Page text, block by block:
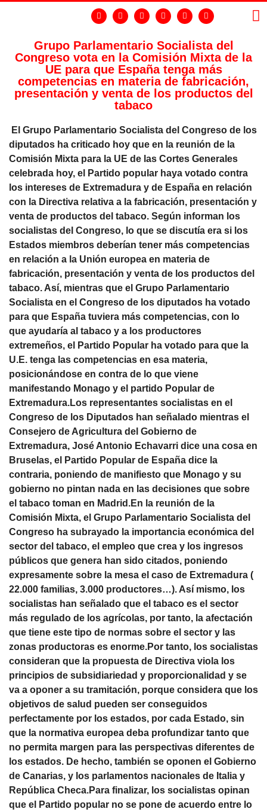
Grupo Parlamentario Socialista del
Congreso vota en la Comisión Mixta de la
UE para que España tenga más
competencias en materia de fabricación,
presentación y venta de los productos del
tabaco
El Grupo Parlamentario Socialista del Congreso de los
diputados ha criticado hoy que en la reunión de la
Comisión Mixta para la UE de las Cortes Generales
celebrada hoy, el Partido popular haya votado contra
los intereses de Extremadura y de España en relación
con la Directiva relativa a la fabricación, presentación y
venta de productos del tabaco. Según informan los
socialistas del Congreso, lo que se discutía era si los
Estados miembros deberían tener más competencias
en relación a la Unión europea en materia de
fabricación, presentación y venta de los productos del
tabaco. Así, mientras que el Grupo Parlamentario
Socialista en el Congreso de los diputados ha votado
para que España tuviera más competencias, con lo
que ayudaría al tabaco y a los productores
extremeños, el Partido Popular ha votado para que la
U.E. tenga las competencias en esa materia,
posicionándose en contra de lo que viene
manifestando Monago y el partido Popular de
Extremadura.Los representantes socialistas en el
Congreso de los Diputados han señalado mientras el
Consejero de Agricultura del Gobierno de
Extremadura, José Antonio Echavarri dice una cosa en
Bruselas, el Partido Popular de España dice la
contraria, poniendo de manifiesto que Monago y su
gobierno no pintan nada en las decisiones que sobre
el tabaco toman en Madrid.En la reunión de la
Comisión Mixta, el Grupo Parlamentario Socialista del
Congreso ha subrayado la importancia económica del
sector del tabaco, el empleo que crea y los ingresos
públicos que genera han sido citados, poniendo
expresamente sobre la mesa el caso de Extremadura (
22.000 familias, 3.000 productores…). Así mismo, los
socialistas han señalado que el tabaco es el sector
más regulado de los agrícolas, por tanto, la afectación
que tiene este tipo de normas sobre el sector y las
zonas productoras es enorme.Por tanto, los socialistas
consideran que la propuesta de Directiva viola los
principios de subsidiariedad y proporcionalidad y se
va a oponer a su tramitación, porque considera que los
objetivos de salud pueden ser conseguidos
perfectamente por los estados, por cada Estado, sin
que la normativa europea deba profundizar tanto que
no permita margen para las perspectivas diferentes de
los estados. De hecho, también se oponen el Gobierno
de Canarias, y los parlamentos nacionales de Italia y
República Checa.Para finalizar, los socialistas opinan
que el Partido popular no se pone de acuerdo entre lo